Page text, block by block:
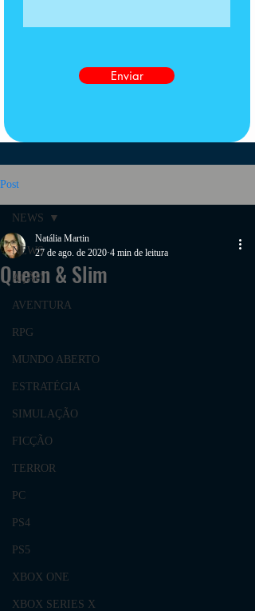
Enviar
Post
NEWS
AÇÃO
AVENTURA
RPG
MUNDO ABERTO
ESTRATÉGIA
SIMULAÇÃO
FICÇÃO
TERROR
PC
PS4
PS5
XBOX ONE
XBOX SERIES X
NEWS
Queen & Slim
Natália Martin
27 de ago. de 2020 4 min de leitura